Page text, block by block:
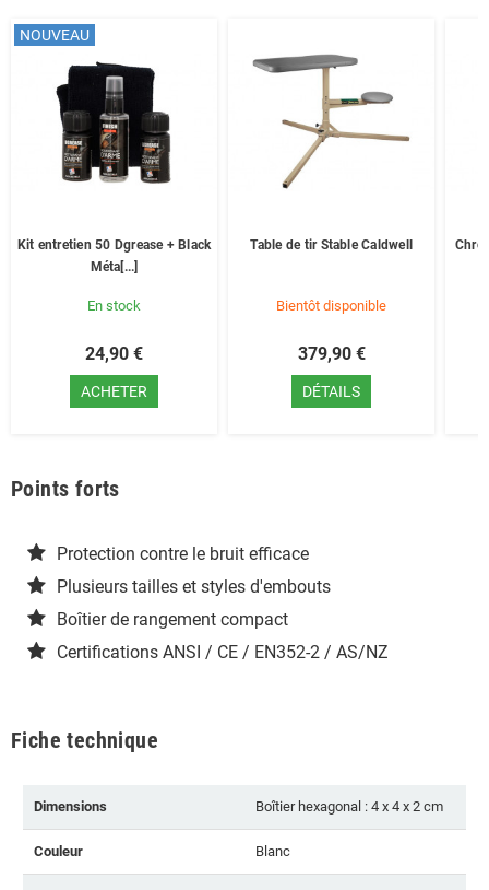
NOUVEAU
Kit entretien 50 Dgrease + Black
Méta[...]
En stock
24,90 €
ACHETER
Table de tir Stable Caldwell
Bientôt disponible
379,90 €
DÉTAILS
Points forts
Protection contre le bruit efficace
Plusieurs tailles et styles d'embouts
Boîtier de rangement compact
Certifications ANSI / CE / EN352-2 / AS/NZ
Fiche technique
Dimensions Boîtier hexagonal : 4 x 4 x 2 cm
Couleur Blanc